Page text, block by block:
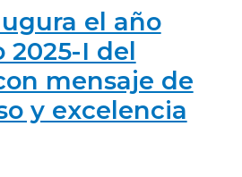
el año
I del
mensaje de
y excelencia